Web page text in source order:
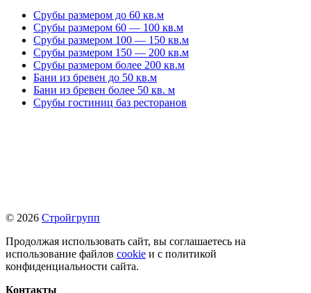
Срубы размером до 60 кв.м
Срубы размером 60 — 100 кв.м
Срубы размером 100 — 150 кв.м
Срубы размером 150 — 200 кв.м
Срубы размером более 200 кв.м
Бани из бревен до 50 кв.м
Бани из бревен более 50 кв. м
Срубы гостиниц баз ресторанов
© 2026 Стройгрупп
Продолжая использовать сайт, вы соглашаетесь на
использование файлов cookie и с политикой
конфиденциальности сайта.
Контакты